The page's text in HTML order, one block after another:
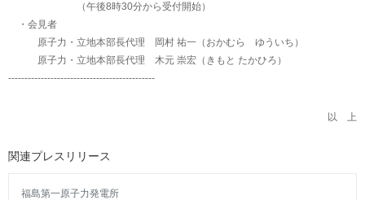
（午後8時30分から受付開始）
・会見者
原子力・立地本部長代理 岡村 祐一（おかむら ゆういち）
原子力・立地本部長代理 木元 崇宏（きもと たかひろ）
---------------------------------------------
以 上
関連プレスリリース
福島第一原子力発電所